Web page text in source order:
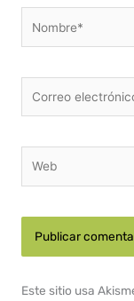
electrónico*
Este sitio usa